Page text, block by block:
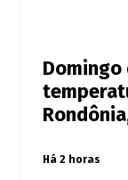
Domingo
Há 2 horas